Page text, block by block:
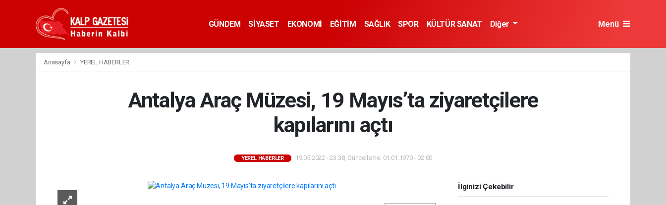
GÜNDEM SİYASET EKONOMİ EĞİTİM SAĞLIK SPOR KÜLTÜR SANAT Diğer Menü
Anasayfa YEREL HABERLER
Antalya Araç Müzesi, 19 Mayıs’ta ziyaretçilere
kapılarını açtı
YEREL HABERLER 19.05.2022 - 23:38, Güncelleme: 01.01.1970 - 02:00
İlginizi Çekebilir